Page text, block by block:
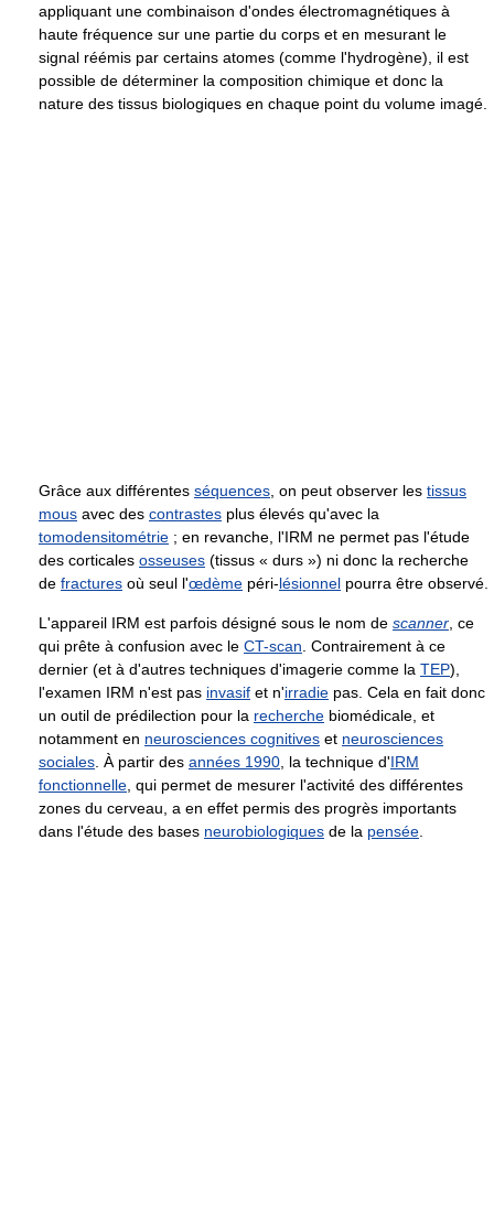
appliquant une combinaison d'ondes électromagnétiques à
haute fréquence sur une partie du corps et en mesurant le
signal réémis par certains atomes (comme l'hydrogène), il est
possible de déterminer la composition chimique et donc la
nature des tissus biologiques en chaque point du volume imagé.
Grâce aux différentes séquences , on peut observer les tissus
mous avec des contrastes plus élevés qu'avec la
tomodensitométrie ; en revanche, l'IRM ne permet pas l'étude
des corticales osseuses (tissus « durs ») ni donc la recherche
de fractures où seul l'œdème péri-lésionnel pourra être observé.
L'appareil IRM est parfois désigné sous le nom de scanner , ce
qui prête à confusion avec le CT-scan . Contrairement à ce
dernier (et à d'autres techniques d'imagerie comme la TEP),
l'examen IRM n'est pas invasif et n'irradie pas. Cela en fait donc
un outil de prédilection pour la recherche biomédicale, et
notamment en neurosciences cognitives et neurosciences
sociales . À partir des années 1990 , la technique d'IRM
fonctionnelle , qui permet de mesurer l'activité des différentes
zones du cerveau, a en effet permis des progrès importants
dans l'étude des bases neurobiologiques de la pensée